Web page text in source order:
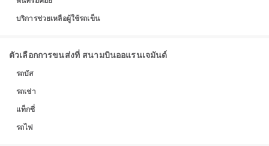
บริการช่วยเหลือผู้ใช้รถเข็น
ตัวเลือกการขนส่งที่ สนามบินออแรนเจมันด์
รถบัส
รถเช่า
แท็กซี่
รถไฟ